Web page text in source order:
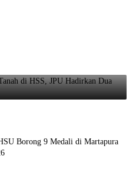
di HSS, JPU Hadirkan Dua
Borong 9 Medali di Martapura